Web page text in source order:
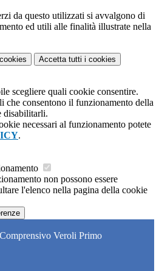
da questo utilizzati si avvalgono di
ed utili alle finalità illustrate nella
Accetta tutti i cookies
scegliere quali cookie consentire.
che consentono il funzionamento della
disabilitarli.
necessari al funzionamento potete
.
non possono essere
l'elenco nella pagina della cookie
Veroli Primo